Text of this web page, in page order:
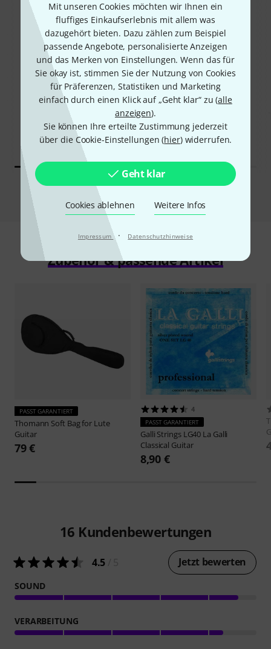
Mit unseren Cookies möchten wir Ihnen ein
fluffiges Einkaufserlebnis mit allem was
dazugehört bieten. Dazu zählen zum Beispiel
passende Angebote, personalisierte Anzeigen
und das Merken von Einstellungen. Wenn das für
Sie okay ist, stimmen Sie der Nutzung von Cookies
für Präferenzen, Statistiken und Marketing
einfach durch einen Klick auf „Geht klar“ zu (alle
anzeigen).
Sie können Ihre erteilte Zustimmung jederzeit
über die Cookie-Einstellungen (hier) widerrufen.
Geht klar
Cookies ablehnen Weitere Infos
Impressum · Datenschutzhinweise
19%
KAUFTEN
Thomann Lute Guitar
Standard Walnut
519 €
17%
KAUFTEN
Thomann Lute Guitar
Walnut Steel Str.
529 €
Vergleichen
Zubehör & passende Artikel
PASST GARANTIERT
Thomann Soft Bag for Lute
Guitar
79 €
4
PASST GARANTIERT
Galli Strings LG40 La Galli
Classical Guitar
8,90 €
16 Kundenbewertungen
4.5 Jetzt bewerten
SOUND
VERARBEITUNG